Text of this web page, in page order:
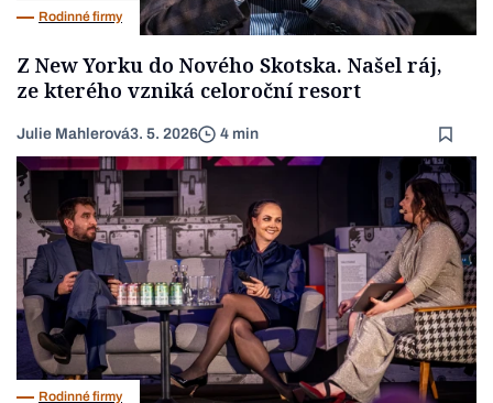
Rodinné firmy
Z New Yorku do Nového Skotska. Našel ráj,
ze kterého vzniká celoroční resort
Julie Mahlerová3. 5. 2026 4 min
Rodinné firmy